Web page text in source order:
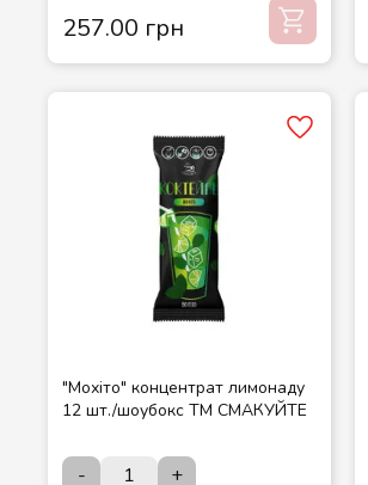
257.00 грн
"Мохіто" концентрат лимонаду
12 шт./шоубокс ТМ СМАКУЙТЕ
- +